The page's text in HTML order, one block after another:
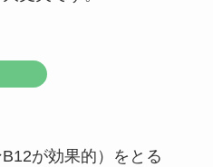
が効果的）をとる